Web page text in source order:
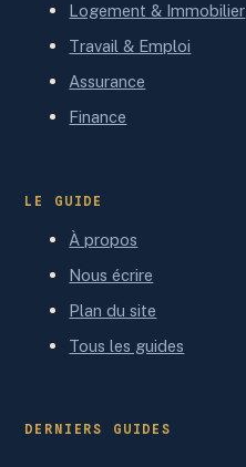
Logement & Immobilier
Travail & Emploi
Assurance
Finance
LE GUIDE
À propos
Nous écrire
Plan du site
Tous les guides
DERNIERS GUIDES